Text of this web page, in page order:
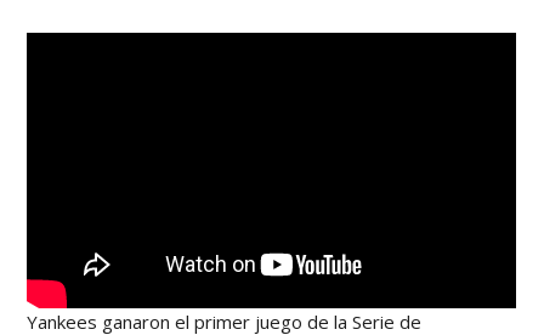
Yankees ganaron el primer juego de la Serie de